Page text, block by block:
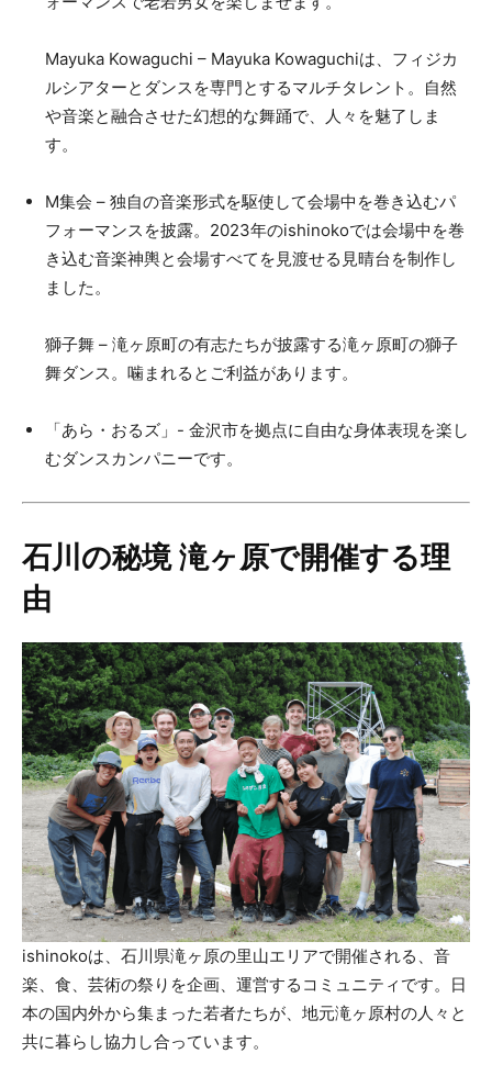
Mayuka Kowaguchi – Mayuka Kowaguchiは、フィジカ
ルシアターとダンスを専門とするマルチタレント。自然
や音楽と融合させた幻想的な舞踊で、人々を魅了しま
す。
M集会 – 独自の音楽形式を駆使して会場中を巻き込むパ
フォーマンスを披露。2023年のishinokoでは会場中を巻
き込む音楽神輿と会場すべてを見渡せる見晴台を制作し
ました。
獅子舞 – 滝ヶ原町の有志たちが披露する滝ヶ原町の獅子
舞ダンス。噛まれるとご利益があります。
「あら・おるズ」- 金沢市を拠点に自由な身体表現を楽し
むダンスカンパニーです。
石川の秘境 滝ヶ原で開催する理
由
ishinokoは、石川県滝ヶ原の里山エリアで開催される、音
楽、食、芸術の祭りを企画、運営するコミュニティです。日
本の国内外から集まった若者たちが、地元滝ヶ原村の人々と
共に暮らし協力し合っています。